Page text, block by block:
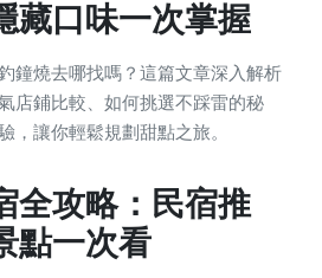
藏口味一次掌握
鐘燒去哪找嗎？這篇文章深入解析
店鋪比較、如何挑選不踩雷的秘
，讓你輕鬆規劃甜點之旅。
全攻略：民宿推
點一次看